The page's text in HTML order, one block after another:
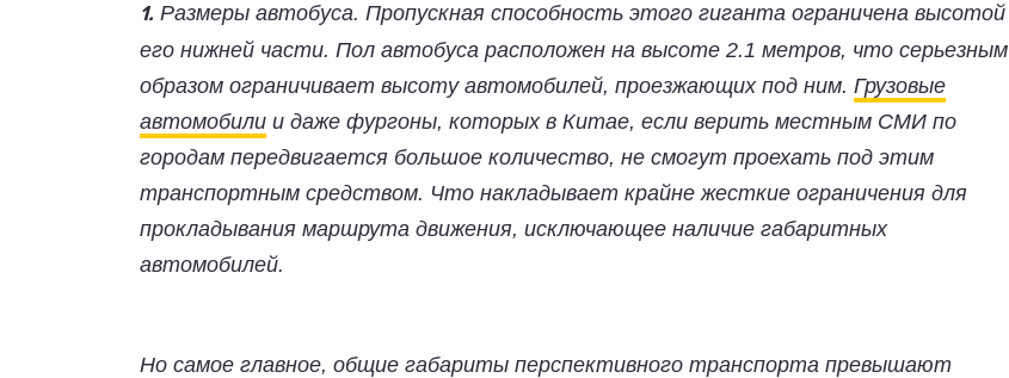
1. Размеры автобуса. Пропускная способность этого гиганта ограничена высотой
его нижней части. Пол автобуса расположен на высоте 2.1 метров, что серьезным
образом ограничивает высоту автомобилей, проезжающих под ним. Грузовые
автомобили и даже фургоны, которых в Китае, если верить местным СМИ по
городам передвигается большое количество, не смогут проехать под этим
транспортным средством. Что накладывает крайне жесткие ограничения для
прокладывания маршрута движения, исключающее наличие габаритных
автомобилей.
Но самое главное, общие габариты перспективного транспорта превышают